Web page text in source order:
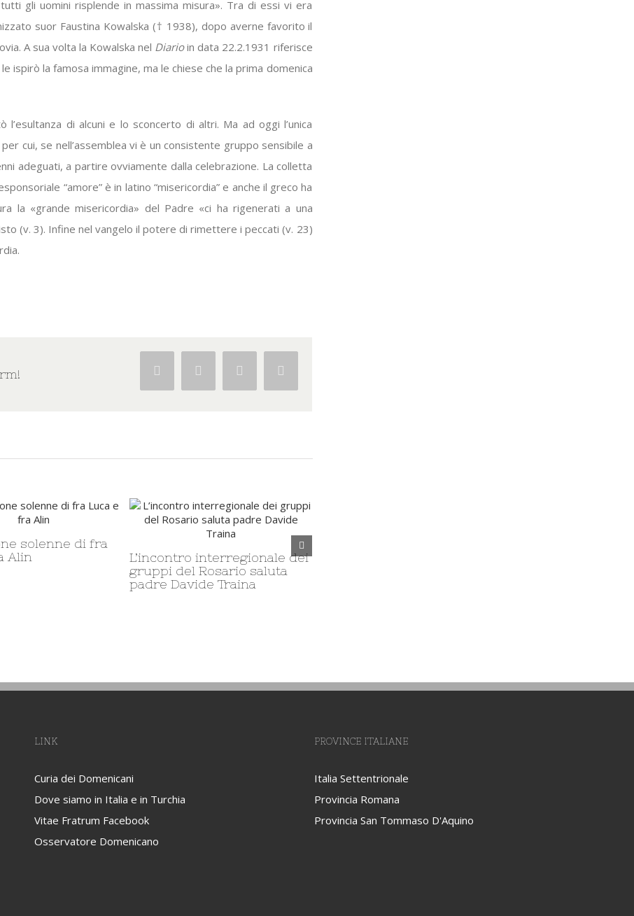
gli uomini risplende in massima misura». Tra di essi vi era
suor Faustina Kowalska († 1938), dopo averne favorito il
A sua volta la Kowalska nel Diarioin data 22.2.1931 riferisce
ispirò la famosa immagine, ma le chiese che la prima domenica
di alcuni e lo sconcerto di altri. Ma ad oggi l’unica
cui, se nell’assemblea vi è un consistente gruppo sensibile a
adeguati, a partire ovviamente dalla celebrazione. La colletta
“amore” è in latino “misericordia” e anche il greco ha
la «grande misericordia» del Padre «ci ha rigenerati a una
(v. 3). Infine nel vangelo il potere di rimettere i peccati (v. 23)
Facebook Twitter Google+
dei
Vestizione di nove giovani
Nuove nomine della
Provincia San Domenico in
Italia
LINK
Curia dei Domenicani
Dove siamo in Italia e in Turchia
Vitae Fratrum Facebook
Osservatore Domenicano
PROVINCE ITALIANE
Italia Settentrionale
Provincia Romana
Provincia San Tommaso D'Aquino